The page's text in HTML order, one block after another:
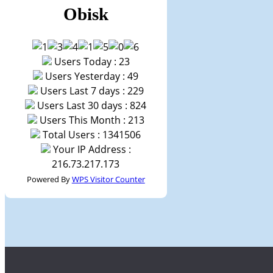
Obisk
Users Today : 23
Users Yesterday : 49
Users Last 7 days : 229
Users Last 30 days : 824
Users This Month : 213
Total Users : 1341506
Your IP Address :
216.73.217.173
Powered ByWPS Visitor Counter